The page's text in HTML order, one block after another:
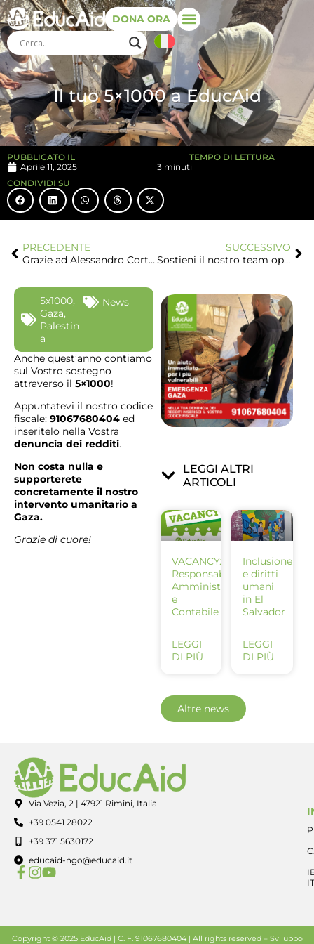
DONA ORA
Il tuo 5×1000 a EducAid
PUBBLICATO IL
Aprile 11, 2025
TEMPO DI LETTURA
3 minuti
CONDIVIDI SU
PRECEDENTE
Grazie ad Alessandro Cortini raccolti oltre 4.600 euro per l’Emergenza Gaza
SUCCESSIVO
Sostieni il nostro team operativo nella Striscia di Gaza: il tuo aiuto è importante!
5x1000,
Gaza,
Palestin
a
News
Anche quest’anno contiamo
sul Vostro sostegno
attraverso il 5×1000!
Appuntatevi il nostro codice
fiscale: 91067680404 ed
inseritelo nella Vostra
denuncia dei redditi.
Non costa nulla e
supporterete
concretamente il nostro
intervento umanitario a
Gaza.
Grazie di cuore!
LEGGI ALTRI
ARTICOLI
VACANCY:
Responsabile
Amministrativo
e
Contabile
LEGGI
DI PIÙ
Inclusione
e diritti
umani
in El
Salvador
LEGGI
DI PIÙ
Altre news
Via Vezia, 2 | 47921 Rimini, Italia
+39 0541 28022
+39 371 5630172
educaid-ngo@educaid.it
Copyright © 2025 EducAid | C. F. 91067680404 | All rights reserved – Sviluppo